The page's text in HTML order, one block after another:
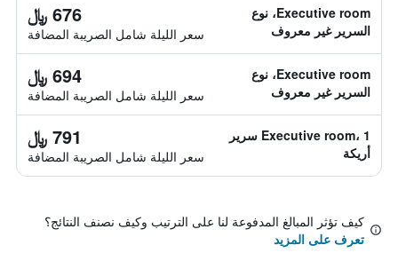
Executive room، نوع
السرير غير معروف
676 ﷼
سعر الليلة شامل الصريبة المضافة
Executive room، نوع
السرير غير معروف
694 ﷼
سعر الليلة شامل الصريبة المضافة
Executive room، 1 سرير
أريكة
791 ﷼
سعر الليلة شامل الصريبة المضافة
كيف تؤثر المبالغ المدفوعة لنا على الترتيب وكيف نصنف النتائج؟
تعرف على المزيد